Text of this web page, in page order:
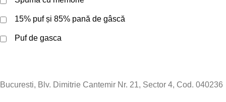
15% puf și 85% pană de gâscă
Puf de gasca
Bucuresti, Blv. Dimitrie Cantemir Nr. 21, Sector 4, Cod. 040236